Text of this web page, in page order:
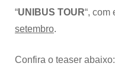
“UNIBUS TOUR“, com
setembro.
Confira o teaser abaixo: